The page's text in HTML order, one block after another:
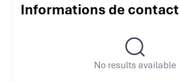
Informations de contact
No results available